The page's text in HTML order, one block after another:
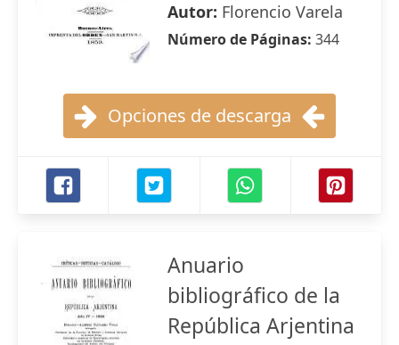
Autor: Florencio Varela
Número de Páginas: 344
Opciones de descarga
Anuario
bibliográfico de la
República Arjentina